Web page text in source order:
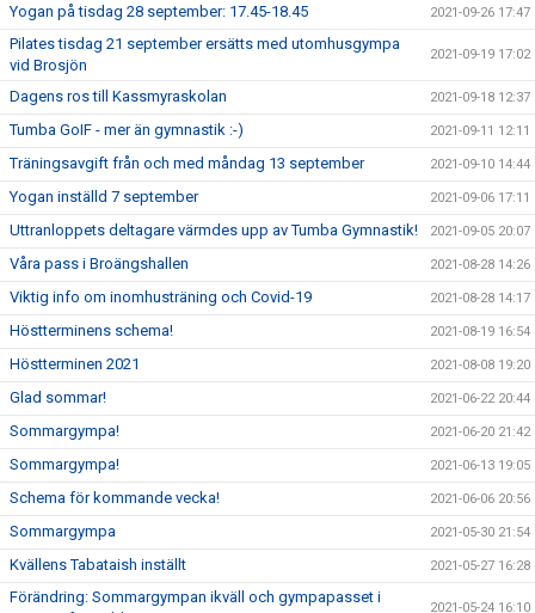
Yogan på tisdag 28 september: 17.45-18.45 2021-09-26 17:47
Pilates tisdag 21 september ersätts med utomhusgympa
vid Brosjön
2021-09-19 17:02
Dagens ros till Kassmyraskolan 2021-09-18 12:37
Tumba GoIF - mer än gymnastik :-) 2021-09-11 12:11
Träningsavgift från och med måndag 13 september 2021-09-10 14:44
Yogan inställd 7 september 2021-09-06 17:11
Uttranloppets deltagare värmdes upp av Tumba Gymnastik! 2021-09-05 20:07
Våra pass i Broängshallen 2021-08-28 14:26
Viktig info om inomhusträning och Covid-19 2021-08-28 14:17
Höstterminens schema! 2021-08-19 16:54
Höstterminen 2021 2021-08-08 19:20
Glad sommar! 2021-06-22 20:44
Sommargympa! 2021-06-20 21:42
Sommargympa! 2021-06-13 19:05
Schema för kommande vecka! 2021-06-06 20:56
Sommargympa 2021-05-30 21:54
Kvällens Tabataish inställt 2021-05-27 16:28
Förändring: Sommargympan ikväll och gympapasset i
2021-05-24 16:10